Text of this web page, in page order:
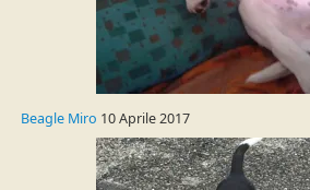
Beagle Miro 10 Aprile 2017